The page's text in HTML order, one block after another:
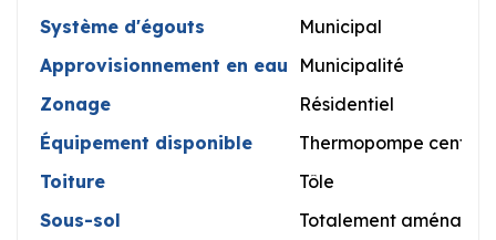
Système d'égouts
Municipal
Approvisionnement en eau
Municipalité
Zonage
Résidentiel
Équipement disponible
Thermopompe
Toiture
Tôle
Sous-sol
Totalement aménagé